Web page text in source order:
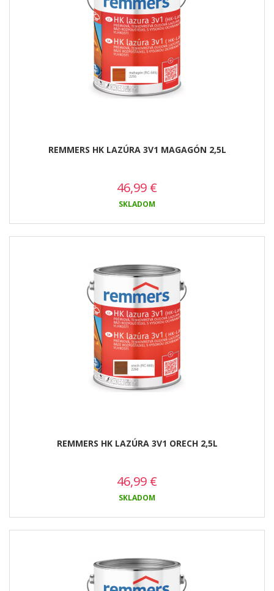
REMMERS HK LAZÚRA 3V1 MAGAGÓN 2,5L
46,99 €
SKLADOM
REMMERS HK LAZÚRA 3V1 ORECH 2,5L
46,99 €
SKLADOM